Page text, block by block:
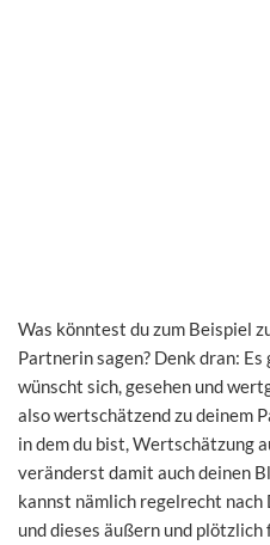
Was könntest du zum Beispiel
Partnerin sagen? Denk dran:
wünscht sich, gesehen und
also wertschätzend zu deinem
in dem du bist, Wertschätzung
veränderst damit auch deinen
kannst nämlich regelrecht nach
und dieses äußern und